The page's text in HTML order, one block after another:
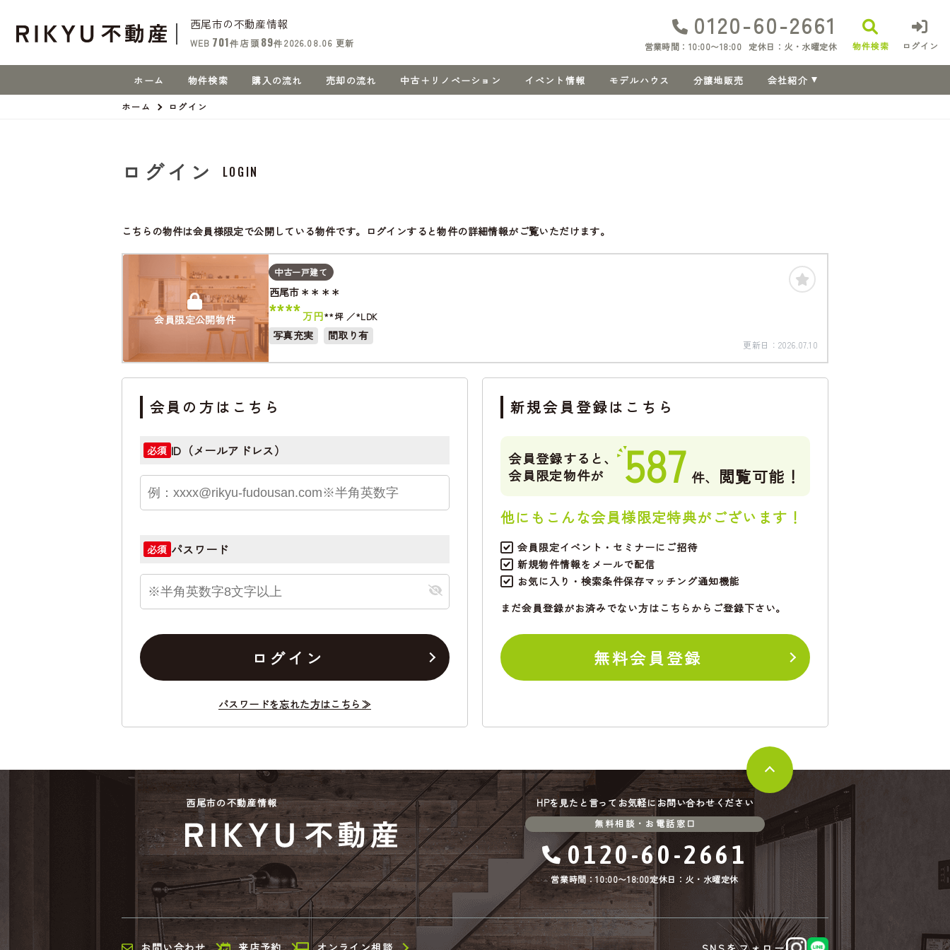
西尾市の不動産情報
WEB 701件 店頭 89件 2026.08.06 更新
0120-60-2661
営業時間：10:00〜18:00 定休日：火・水曜定休 物件検索 ログイン
ホーム 物件検索 購入の流れ 売却の流れ 中古＋リノベーション イベント情報 モデルハウス 分譲地販売 会社紹介
ホーム ログイン
ログイン LOGIN
こちらの物件は会員様限定で公開している物件です。ログインすると物件の詳細情報がご覧いただけます。
会員限定公開物件
中古一戸建て
西尾市＊＊＊＊
****万円**坪 *LDK
写真充実 間取り有
更新日： 2026.07.10
会員の方はこちら
必須 ID（メールアドレス）
必須 パスワード
ログイン
パスワードを忘れた方はこちら≫
新規会員登録はこちら
会員登録すると、
会員限定物件が
587 件、 閲覧可能！
他にもこんな会員様限定特典がございます！
会員限定イベント・セミナーにご招待
新規物件情報をメールで配信
お気に入り・検索条件保存マッチング通知機能
まだ会員登録がお済みでない方はこちらからご登録下さい。
無料会員登録
西尾市の不動産情報 HPを見たと言ってお気軽にお問い合わせください
無料相談・お電話窓口
0120-60-2661
営業時間：10:00〜18:00定休日：火・水曜定休
お問い合わせ 来店予約 オンライン相談